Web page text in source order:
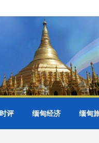
评 缅甸经济 缅甸